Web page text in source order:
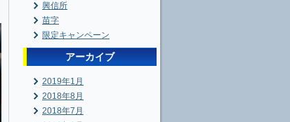
興信所
苗字
限定キャンペーン
アーカイブ
2019年1月
2018年8月
2018年7月